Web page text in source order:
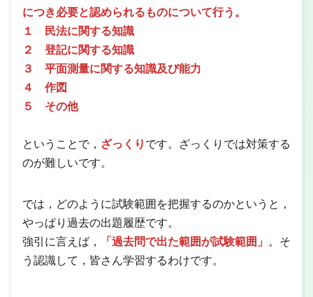
につき必要と認められるものについて行う。
１ 民法に関する知識
２ 登記に関する知識
３ 平面測量に関する知識及び能力
４ 作図
５ その他
ということで， ざっくり です。ざっくりでは対策する
のが難しいです。
では，どのように試験範囲を把握するのかというと，
やっぱり過去の出題履歴です。
強引に言えば，
「過去問で出た範囲が試験範囲」
。そ
う認識して，皆さん学習するわけです。